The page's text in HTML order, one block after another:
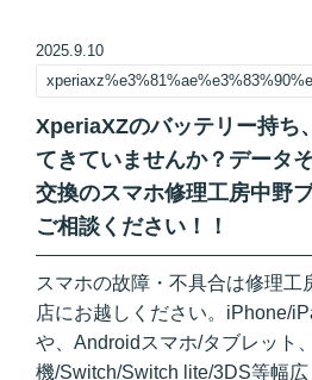
2025.9.10
XperiaXZのバッテリー持ち
てきていませんか？データ
交換のスマホ修理工房中野
ご相談ください！！
スマホの故障・不具合は修理工
店にお越しください。iPhone/
や、Androidスマホ/タブレット
機/Switch/Switch lite/3DS等幅広